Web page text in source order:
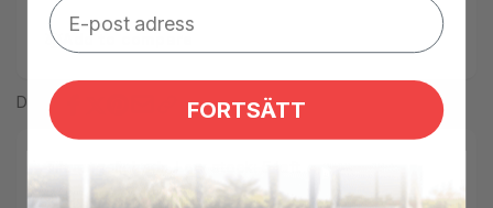
Add to compare
Del
AVA-450-0242
FORTSÄTT